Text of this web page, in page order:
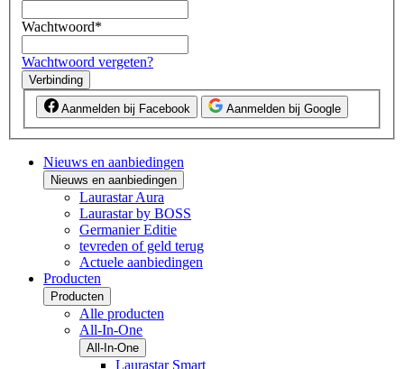
Wachtwoord*
Wachtwoord vergeten?
Verbinding
Aanmelden bij Facebook Aanmelden bij Google
Nieuws en aanbiedingen
Nieuws en aanbiedingen
Laurastar Aura
Laurastar by BOSS
Germanier Editie
tevreden of geld terug
Actuele aanbiedingen
Producten
Producten
Alle producten
All-In-One
All-In-One
Laurastar Smart